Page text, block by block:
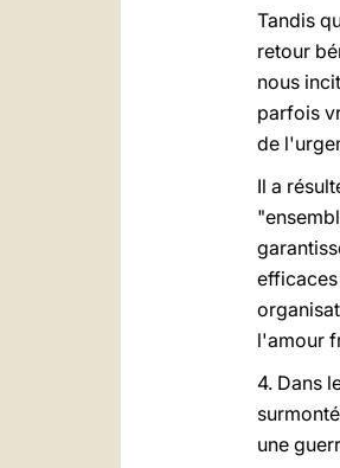
Tandis
retour
nous
parfois
de
Il a
l'amour
4. Dans
une